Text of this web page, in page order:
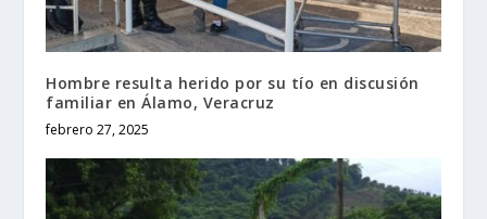
Hombre resulta herido por su tío en discusión
familiar en Álamo, Veracruz
febrero 27, 2025